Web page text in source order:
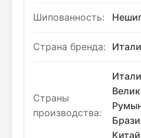
Шипованность:
Страна бренда:
Страны
производства: